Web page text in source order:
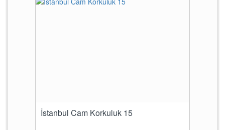
İstanbul Cam Korkuluk 15